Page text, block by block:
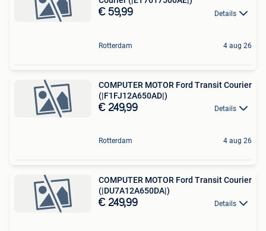
€ 59,99 Details
Rotterdam 4 aug 26
COMPUTER MOTOR Ford Transit Courier
(|F1FJ12A650AD|)
€ 249,99 Details
Rotterdam 4 aug 26
COMPUTER MOTOR Ford Transit Courier
(|DU7A12A650DA|)
€ 249,99 Details